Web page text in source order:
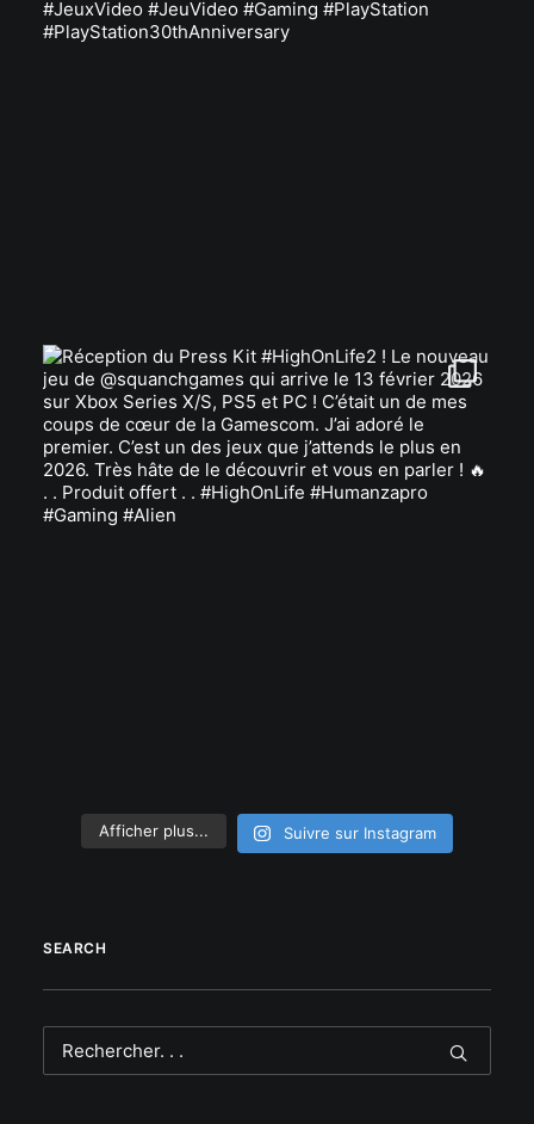
Afficher plus... Suivre sur Instagram
SEARCH